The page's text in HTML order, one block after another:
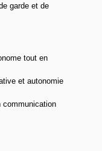
garde et de
tout en
et autonomie
communication